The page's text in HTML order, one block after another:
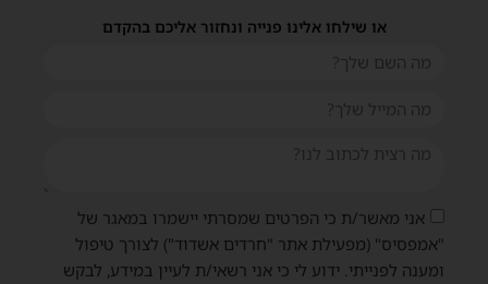
או שילחו אלינו פנייה ונחזור אליכם בהקדם
אני מאשר/ת כי הפרטים שמסרתי יישמרו במאגר של
"אמפסיס" (מפעילת אתר "חרדים אשדוד") לצורך טיפול
ומענה לפנייתי. ידוע לי כי אני רשאי/ת לעיין במידע, לבקש